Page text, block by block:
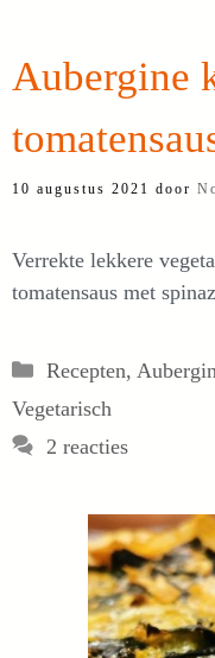
Aubergine
10 augustus 2021 door
Verrekte lekkere
tomatensaus met
Categorieën
Recepten,
Vegetarisch
2 reacties